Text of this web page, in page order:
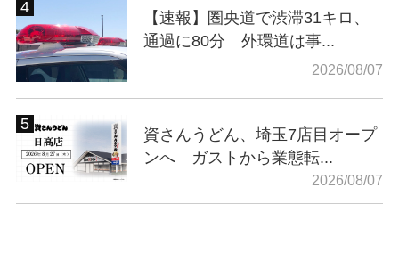
【速報】圏央道で渋滞31キロ、
通過に80分 外環道は事...
2026/08/07
資さんうどん、埼玉7店目オープ
ンへ ガストから業態転...
2026/08/07